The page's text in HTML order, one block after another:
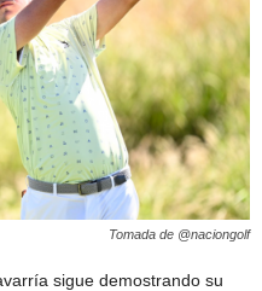
Tomada de @naciongolf
sigue demostrando su